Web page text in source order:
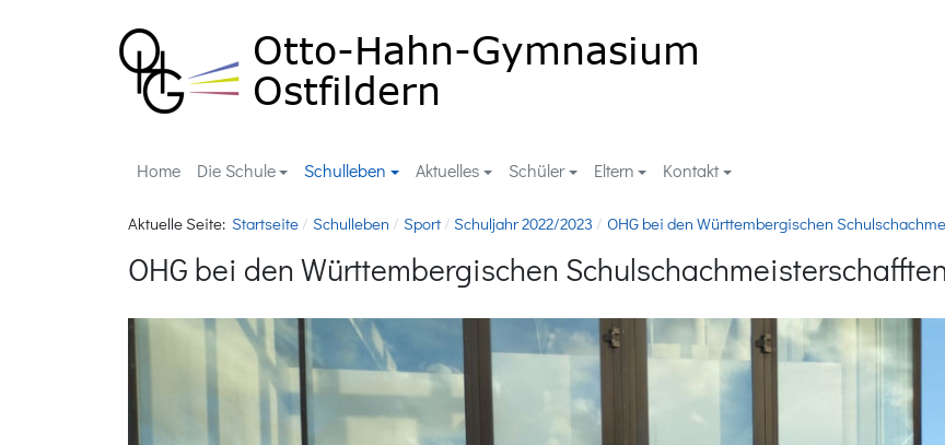
Home Die Schule Schulleben Aktuelles Schüler Eltern Kontakt
Aktuelle Seite: Startseite Schulleben Sport Schuljahr 2022/2023 OHG bei den Württembergischen
OHG bei den Württembergischen Schulschachmeisterschafften